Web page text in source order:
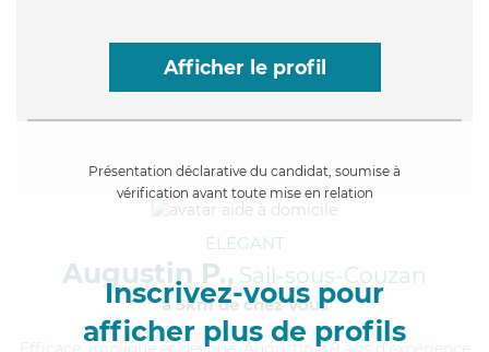
Afficher le profil
Présentation déclarative du candidat, soumise à
vérification avant toute mise en relation
Inscrivez-vous pour
afficher plus de profils
ÉLÉGANT
Augustin P., Sail-sous-Couzan
à 5km de chez Vous